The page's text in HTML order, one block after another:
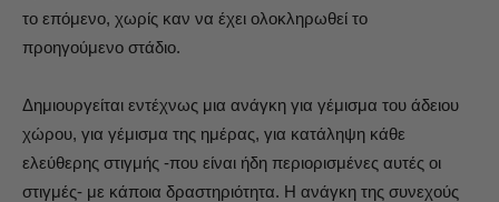
το επόμενο, χωρίς καν να έχει ολοκληρωθεί το
προηγούμενο στάδιο.
Δημιουργείται εντέχνως μια ανάγκη για γέμισμα του άδειου
χώρου, για γέμισμα της ημέρας, για κατάληψη κάθε
ελεύθερης στιγμής -που είναι ήδη περιορισμένες αυτές οι
στιγμές- με κάποια δραστηριότητα. Η ανάγκη της συνεχούς